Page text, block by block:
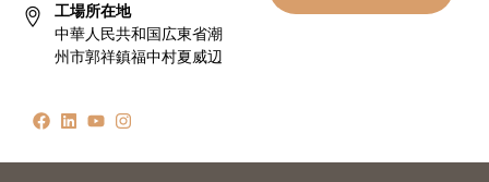
工場所在地
中華人民共和国広東省潮
州市郭祥鎮福中村夏威辺